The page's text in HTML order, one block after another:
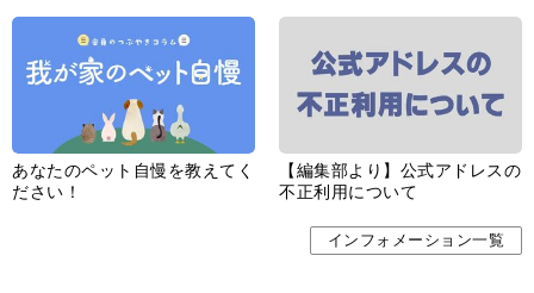
あなたのペット自慢を教えてく
ださい！
【編集部より】公式アドレスの
不正利用について
インフォメーション一覧